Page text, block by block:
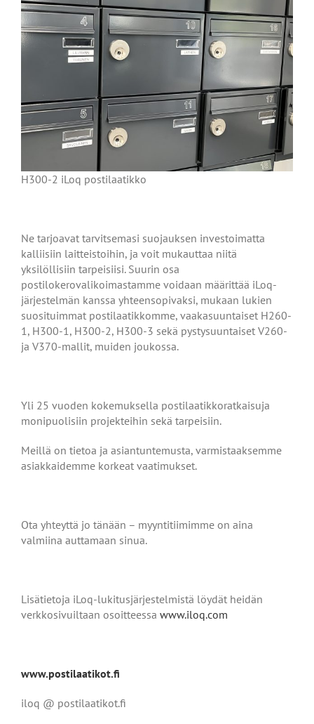
H300-2 iLoq postilaatikko
Ne tarjoavat tarvitsemasi suojauksen investoimatta
kalliisiin laitteistoihin, ja voit mukauttaa niitä
yksilöllisiin tarpeisiisi. Suurin osa
postilokerovalikoimastamme voidaan määrittää iLoq-
järjestelmän kanssa yhteensopivaksi, mukaan lukien
suosituimmat postilaatikkomme, vaakasuuntaiset H260-
1, H300-1, H300-2, H300-3 sekä pystysuuntaiset V260-
ja V370-mallit, muiden joukossa.
Yli 25 vuoden kokemuksella postilaatikkoratkaisuja
monipuolisiin projekteihin sekä tarpeisiin.
Meillä on tietoa ja asiantuntemusta, varmistaaksemme
asiakkaidemme korkeat vaatimukset.
Ota yhteyttä jo tänään – myyntitiimimme on aina
valmiina auttamaan sinua.
Lisätietoja iLoq-lukitusjärjestelmistä löydät heidän
verkkosivuiltaan osoitteessa www.iloq.com
www.postilaatikot.fi
iloq @ postilaatikot.fi